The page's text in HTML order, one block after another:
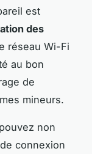
est
des
réseau Wi-Fi
au bon
de
mineurs.
non
connexion